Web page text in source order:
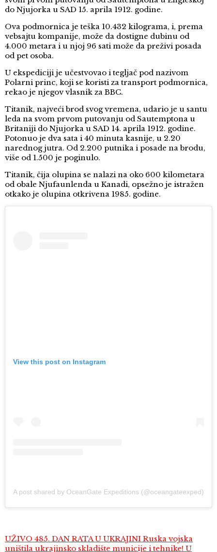
do Njujorka u SAD 15. aprila 1912. godine.
Ova podmornica je teška 10.432 kilograma, i, prema
vebsajtu kompanije, može da dostigne dubinu od
4.000 metara i u njoj 96 sati može da preživi posada
od pet osoba.
U ekspediciji je učestvovao i tegljač pod nazivom
Polarni princ, koji se koristi za transport podmornica,
rekao je njegov vlasnik za BBC.
Titanik, najveći brod svog vremena, udario je u santu
leda na svom prvom putovanju od Sautemptona u
Britaniji do Njujorka u SAD 14. aprila 1912. godine.
Potonuo je dva sata i 40 minuta kasnije, u 2.20
narednog jutra. Od 2.200 putnika i posade na brodu,
više od 1.500 je poginulo.
Titanik, čija olupina se nalazi na oko 600 kilometara
od obale Njufaunlenda u Kanadi, opsežno je istražen
otkako je olupina otkrivena 1985. godine.
View this post on Instagram
A post shared by OceanGate Expeditions (@oceangateexped)
UŽIVO 485. DAN RATA U UKRAJINI Ruska vojska
uništila ukrajinsko skladište municije i tehnike! U